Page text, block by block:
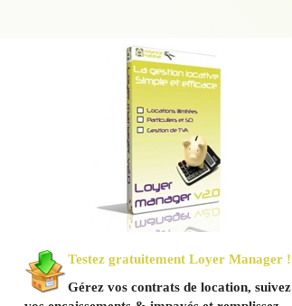
Testez gratuitement Loyer Manager !
Gérez vos contrats de location, suivez